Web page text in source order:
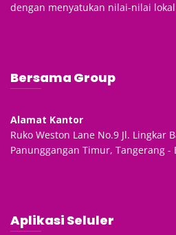
dengan menyatukan nilai-nilai
Bersama Group
Alamat Kantor
Ruko Weston Lane No.9 Jl. Lingkar
Panunggangan Timur, Tangerang -
Aplikasi Seluler